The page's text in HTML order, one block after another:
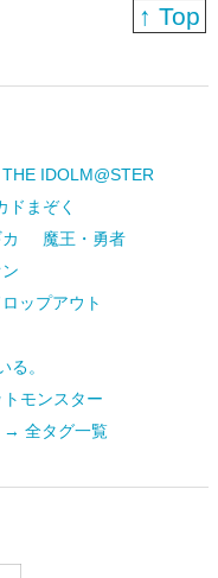
↑ Top
THE IDOLM@STER
ドまぞく
魔王・勇者
ップアウト
る。
トモンスター
→ 全タグ一覧